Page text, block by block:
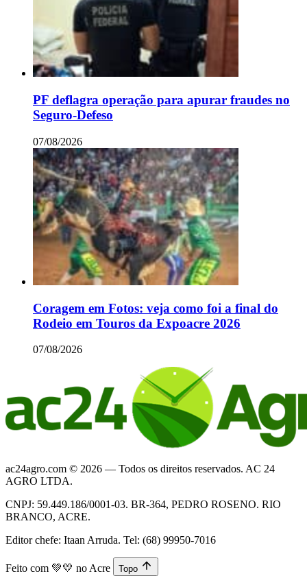
PF deflagra operação para apurar fraudes no
Seguro-Defeso
07/08/2026
Coragem em Fotos: veja como foi a final do
Rodeio em Touros da Expoacre 2026
07/08/2026
ac24agro.com © 2026 — Todos os direitos reservados. AC 24
AGRO LTDA.
CNPJ: 59.449.186/0001-03. BR-364, PEDRO ROSENO. RIO
BRANCO, ACRE.
Editor chefe: Itaan Arruda. Tel: (68) 99950-7016
Feito com 💚💛 no Acre Topo